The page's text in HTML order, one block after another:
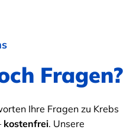
Fragen?
Ihre Fragen zu Krebs
kostenfrei. Unsere